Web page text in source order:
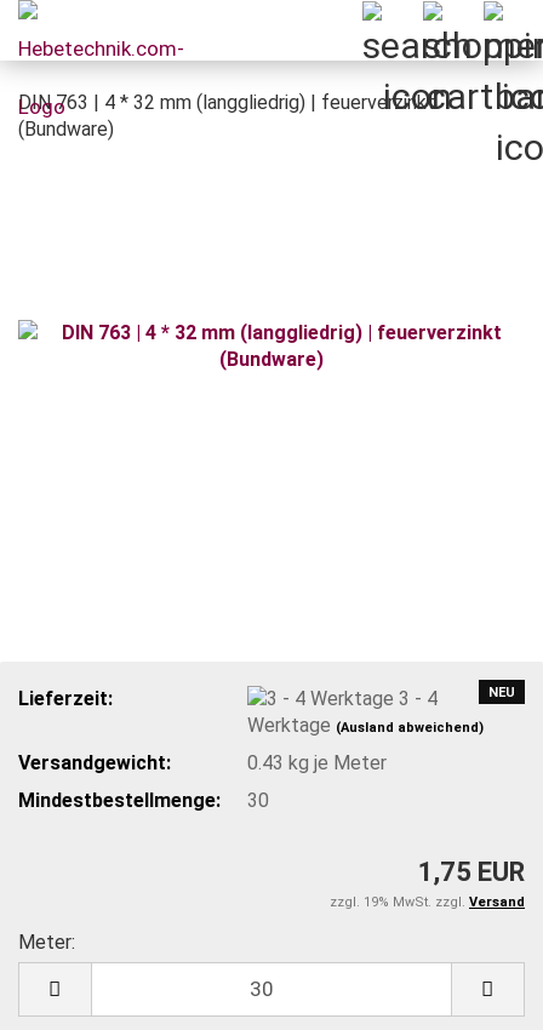
DIN 763 | 4 * 32 mm (langgliedrig) | feuerverzinkt
(Bundware)
NEU
Lieferzeit:
3 - 4
Werktage (Ausland abweichend)
Versandgewicht: 0.43 kg je Meter
Mindestbestellmenge:
30
1,75 EUR
zzgl. 19% MwSt. zzgl. Versand
Meter: